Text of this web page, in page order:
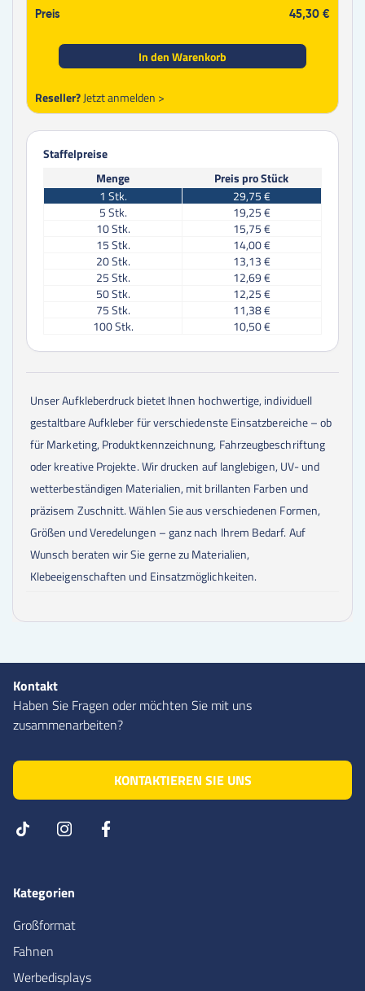
Preis 45,30 €
In den Warenkorb
Reseller?Jetzt anmelden >
Staffelpreise
Menge
Preis pro Stück
1 Stk.
29,75 €
5Stk.
19,25 €
10Stk.
15,75 €
15Stk.
14,00 €
20Stk.
13,13 €
25Stk.
12,69 €
50Stk.
12,25 €
75Stk.
11,38 €
100Stk. 10,50 €
Unser Aufkleberdruck bietet Ihnen hochwertige, individuell
gestaltbare Aufkleber für verschiedenste Einsatzbereiche – ob
für Marketing, Produktkennzeichnung, Fahrzeugbeschriftung
oder kreative Projekte. Wir drucken auf langlebigen, UV- und
wetterbeständigen Materialien, mit brillanten Farben und
präzisem Zuschnitt. Wählen Sie aus verschiedenen Formen,
Größen und Veredelungen – ganz nach Ihrem Bedarf. Auf
Wunsch beraten wir Sie gerne zu Materialien,
Klebeeigenschaften und Einsatzmöglichkeiten.
Kontakt
Haben Sie Fragen oder möchten Sie mit uns
zusammenarbeiten?
KONTAKTIEREN SIE UNS
Kategorien
Großformat
Fahnen
Werbedisplays